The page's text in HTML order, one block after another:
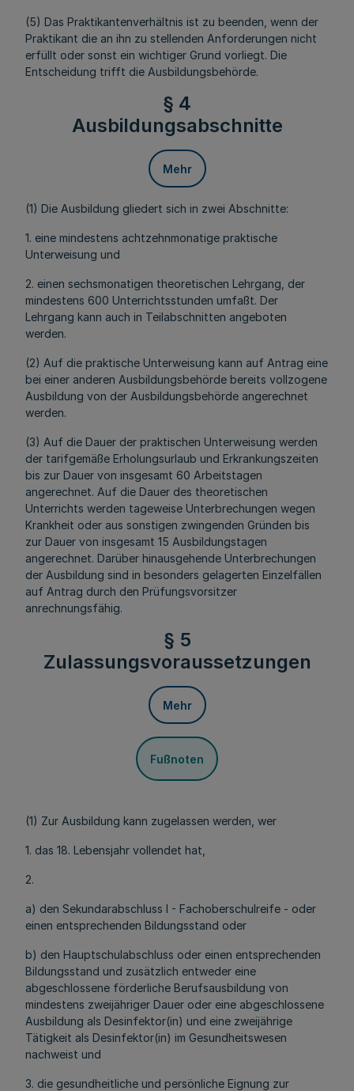
(5) Das Praktikantenverhältnis ist zu beenden, wenn der
Praktikant die an ihn zu stellenden Anforderungen nicht
erfüllt oder sonst ein wichtiger Grund vorliegt. Die
Entscheidung trifft die Ausbildungsbehörde.
§ 4
Ausbildungsabschnitte
Mehr
(1) Die Ausbildung gliedert sich in zwei Abschnitte:
1. eine mindestens achtzehnmonatige praktische
Unterweisung und
2. einen sechsmonatigen theoretischen Lehrgang, der
mindestens 600 Unterrichtsstunden umfaßt. Der
Lehrgang kann auch in Teilabschnitten angeboten
werden.
(2) Auf die praktische Unterweisung kann auf Antrag eine
bei einer anderen Ausbildungsbehörde bereits vollzogene
Ausbildung von der Ausbildungsbehörde angerechnet
werden.
(3) Auf die Dauer der praktischen Unterweisung werden
der tarifgemäße Erholungsurlaub und Erkrankungszeiten
bis zur Dauer von insgesamt 60 Arbeitstagen
angerechnet. Auf die Dauer des theoretischen
Unterrichts werden tageweise Unterbrechungen wegen
Krankheit oder aus sonstigen zwingenden Gründen bis
zur Dauer von insgesamt 15 Ausbildungstagen
angerechnet. Darüber hinausgehende Unterbrechungen
der Ausbildung sind in besonders gelagerten Einzelfällen
auf Antrag durch den Prüfungsvorsitzer
anrechnungsfähig.
§ 5
Zulassungsvoraussetzungen
Mehr
Fußnoten
(1) Zur Ausbildung kann zugelassen werden, wer
1. das 18. Lebensjahr vollendet hat,
2.
a) den Sekundarabschluss I - Fachoberschulreife - oder
einen entsprechenden Bildungsstand oder
b) den Hauptschulabschluss oder einen entsprechenden
Bildungsstand und zusätzlich entweder eine
abgeschlossene förderliche Berufsausbildung von
mindestens zweijähriger Dauer oder eine abgeschlossene
Ausbildung als Desinfektor(in) und eine zweijährige
Tätigkeit als Desinfektor(in) im Gesundheitswesen
nachweist und
3. die gesundheitliche und persönliche Eignung zur